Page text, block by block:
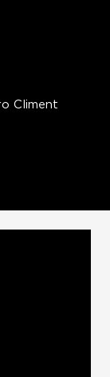
Climent